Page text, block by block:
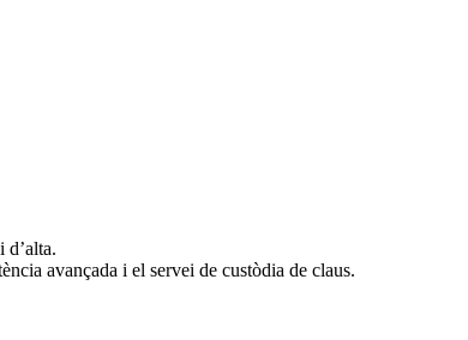
d’alta.
avançada i el servei de custòdia de claus.